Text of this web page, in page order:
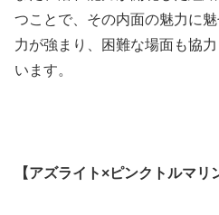
つことで、その内面の魅力に
力が強まり、困難な場面も協
います。
【アズライト×ピンクトルマリ